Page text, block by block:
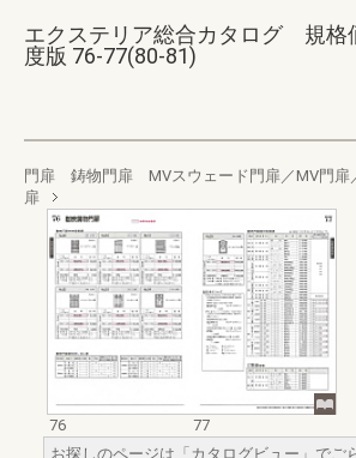
エクステリア総合カタログ 規格
度版 76-77(80-81)
門扉 鋳物門扉 MVスウェード門扉／MV門扉
扉
76
77
お探しのページは「カタログビュー」でご